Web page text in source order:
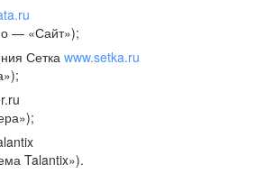
— «Сайт»);
Сетка www.setka.ru
Talantix»).